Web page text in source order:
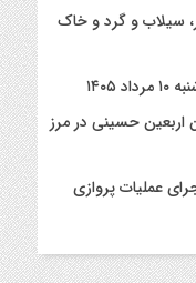
سیلاب و گرد و خاک
اربعین حسینی در مرز
عملیات پروازی